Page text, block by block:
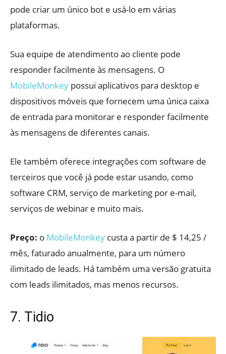
pode criar um único bot e usá-lo em várias
plataformas.
Sua equipe de atendimento ao cliente pode
responder facilmente às mensagens. O
MobileMonkey possui aplicativos para desktop e
dispositivos móveis que fornecem uma única caixa
de entrada para monitorar e responder facilmente
às mensagens de diferentes canais.
Ele também oferece integrações com software de
terceiros que você já pode estar usando, como
software CRM, serviço de marketing por e-mail,
serviços de webinar e muito mais.
Preço: o MobileMonkey custa a partir de $ 14,25 /
mês, faturado anualmente, para um número
ilimitado de leads. Há também uma versão gratuita
com leads ilimitados, mas menos recursos.
7. Tidio